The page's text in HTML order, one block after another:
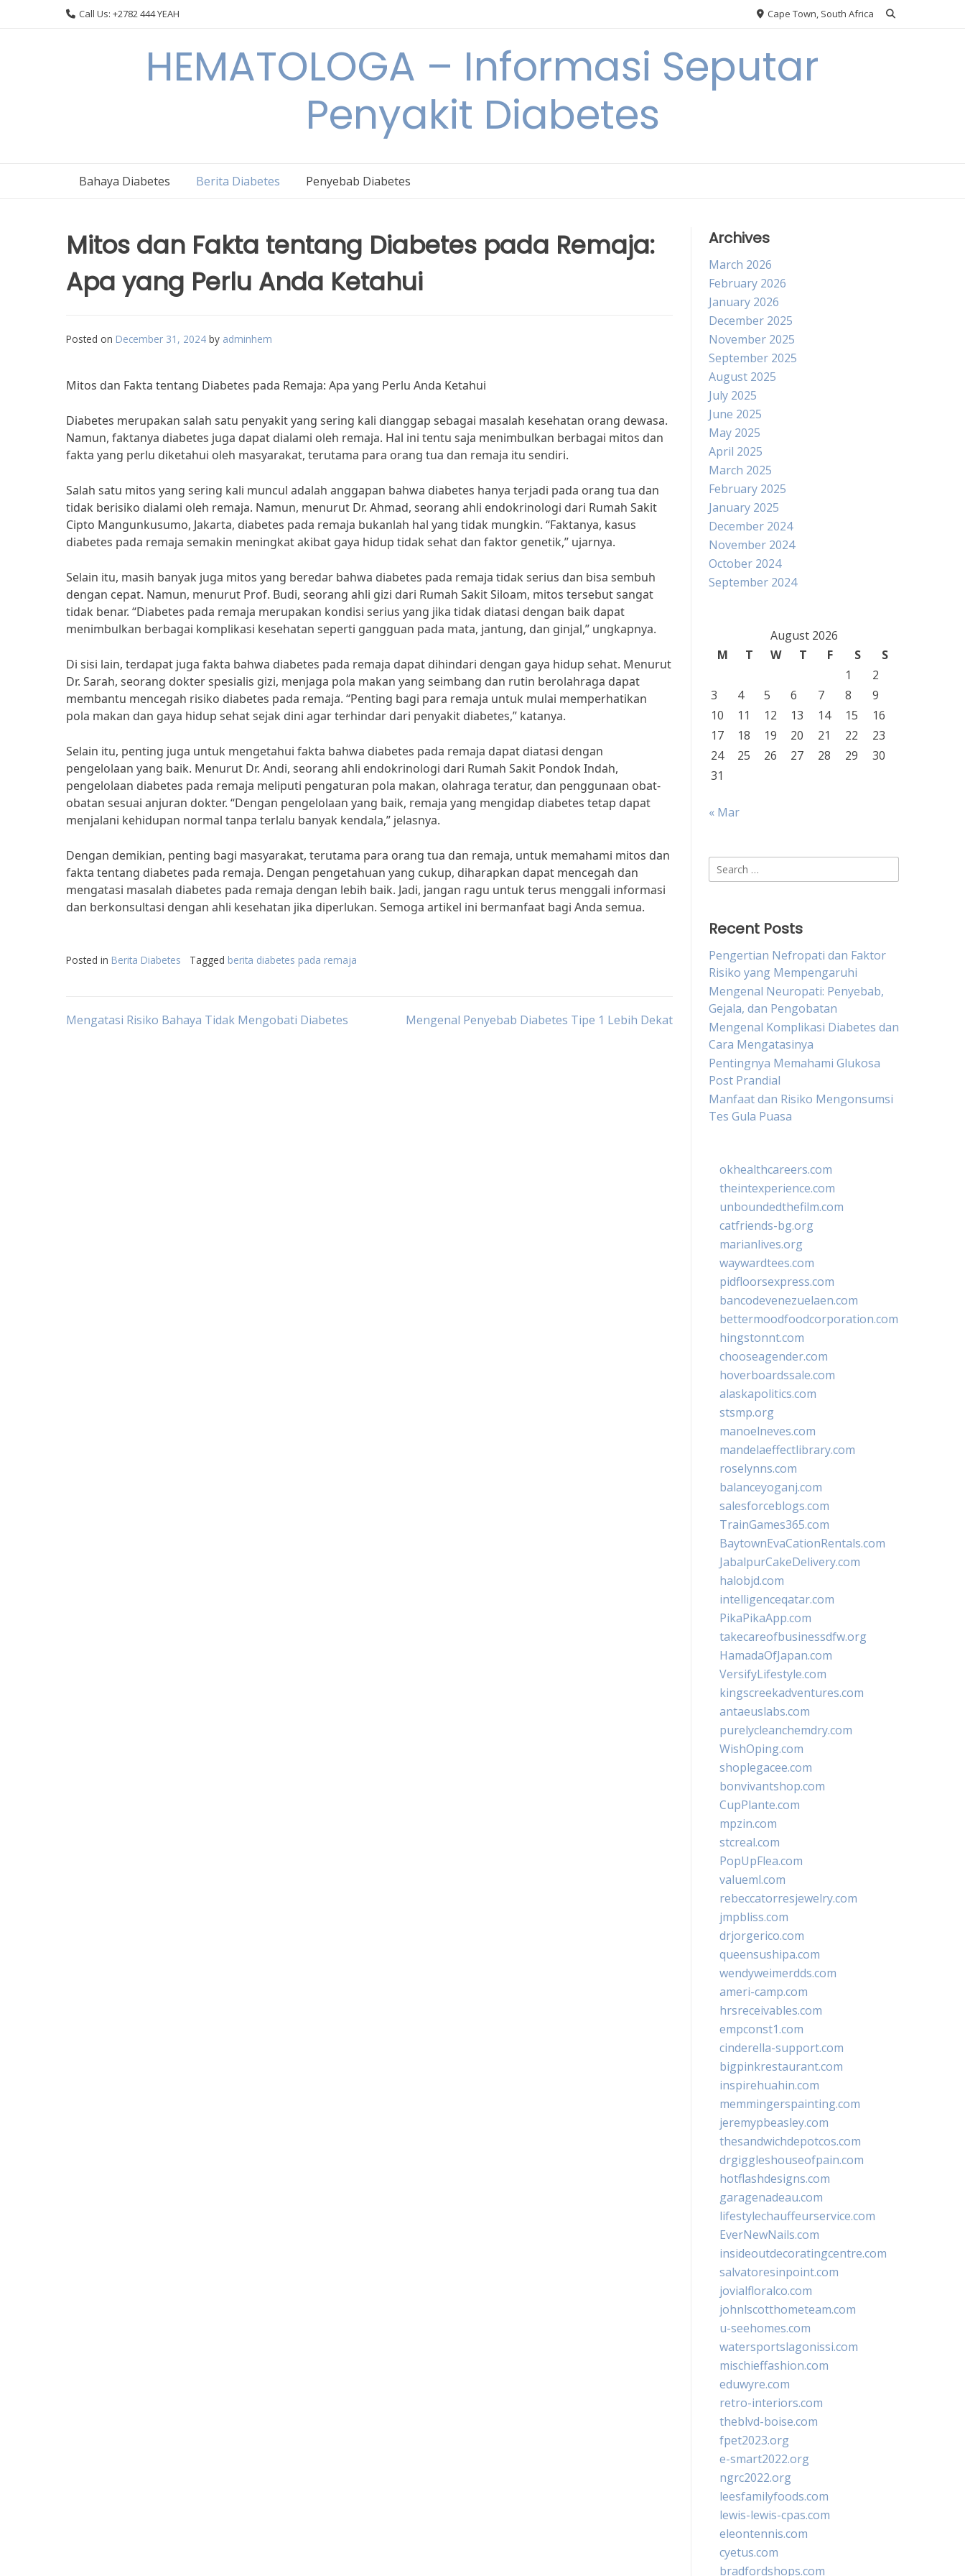
Call Us: +2782 444 YEAH Cape Town, South Africa
HEMATOLOGA – Informasi Seputar
Penyakit Diabetes
Bahaya Diabetes Berita Diabetes Penyebab Diabetes
Mitos dan Fakta tentang Diabetes pada Remaja:
Apa yang Perlu Anda Ketahui
Posted on December 31, 2024 by adminhem
Mitos dan Fakta tentang Diabetes pada Remaja: Apa yang Perlu Anda Ketahui
Diabetes merupakan salah satu penyakit yang sering kali dianggap sebagai masalah kesehatan orang dewasa.
Namun, faktanya diabetes juga dapat dialami oleh remaja. Hal ini tentu saja menimbulkan berbagai mitos dan
fakta yang perlu diketahui oleh masyarakat, terutama para orang tua dan remaja itu sendiri.
Salah satu mitos yang sering kali muncul adalah anggapan bahwa diabetes hanya terjadi pada orang tua dan
tidak berisiko dialami oleh remaja. Namun, menurut Dr. Ahmad, seorang ahli endokrinologi dari Rumah Sakit
Cipto Mangunkusumo, Jakarta, diabetes pada remaja bukanlah hal yang tidak mungkin. “Faktanya, kasus
diabetes pada remaja semakin meningkat akibat gaya hidup tidak sehat dan faktor genetik,” ujarnya.
Selain itu, masih banyak juga mitos yang beredar bahwa diabetes pada remaja tidak serius dan bisa sembuh
dengan cepat. Namun, menurut Prof. Budi, seorang ahli gizi dari Rumah Sakit Siloam, mitos tersebut sangat
tidak benar. “Diabetes pada remaja merupakan kondisi serius yang jika tidak diatasi dengan baik dapat
menimbulkan berbagai komplikasi kesehatan seperti gangguan pada mata, jantung, dan ginjal,” ungkapnya.
Di sisi lain, terdapat juga fakta bahwa diabetes pada remaja dapat dihindari dengan gaya hidup sehat. Menurut
Dr. Sarah, seorang dokter spesialis gizi, menjaga pola makan yang seimbang dan rutin berolahraga dapat
membantu mencegah risiko diabetes pada remaja. “Penting bagi para remaja untuk mulai memperhatikan
pola makan dan gaya hidup sehat sejak dini agar terhindar dari penyakit diabetes,” katanya.
Selain itu, penting juga untuk mengetahui fakta bahwa diabetes pada remaja dapat diatasi dengan
pengelolaan yang baik. Menurut Dr. Andi, seorang ahli endokrinologi dari Rumah Sakit Pondok Indah,
pengelolaan diabetes pada remaja meliputi pengaturan pola makan, olahraga teratur, dan penggunaan obat-
obatan sesuai anjuran dokter. “Dengan pengelolaan yang baik, remaja yang mengidap diabetes tetap dapat
menjalani kehidupan normal tanpa terlalu banyak kendala,” jelasnya.
Dengan demikian, penting bagi masyarakat, terutama para orang tua dan remaja, untuk memahami mitos dan
fakta tentang diabetes pada remaja. Dengan pengetahuan yang cukup, diharapkan dapat mencegah dan
mengatasi masalah diabetes pada remaja dengan lebih baik. Jadi, jangan ragu untuk terus menggali informasi
dan berkonsultasi dengan ahli kesehatan jika diperlukan. Semoga artikel ini bermanfaat bagi Anda semua.
Posted in Berita Diabetes Tagged berita diabetes pada remaja
Post
Mengatasi Risiko Bahaya Tidak Mengobati Diabetes Mengenal Penyebab Diabetes Tipe 1 Lebih Dekat
Archives
March 2026
February 2026
January 2026
December 2025
November 2025
September 2025
August 2025
July 2025
June 2025
May 2025
April 2025
March 2025
February 2025
January 2025
December 2024
November 2024
October 2024
September 2024
August 2026
M
T W T F S
S
1
2
3
4 5 6 7 8
9
10
11 12 13 14 15
16
17
18 19 20 21 22
23
24
25 26 27 28 29
30
31
« Mar
Search
for:
Recent Posts
Pengertian Nefropati dan Faktor
Risiko yang Mempengaruhi
Mengenal Neuropati: Penyebab,
Gejala, dan Pengobatan
Mengenal Komplikasi Diabetes dan
Cara Mengatasinya
Pentingnya Memahami Glukosa
Post Prandial
Manfaat dan Risiko Mengonsumsi
Tes Gula Puasa
okhealthcareers.com
theintexperience.com
unboundedthefilm.com
catfriends-bg.org
marianlives.org
waywardtees.com
pidfloorsexpress.com
bancodevenezuelaen.com
bettermoodfoodcorporation.com
hingstonnt.com
chooseagender.com
hoverboardssale.com
alaskapolitics.com
stsmp.org
manoelneves.com
mandelaeffectlibrary.com
roselynns.com
balanceyoganj.com
salesforceblogs.com
TrainGames365.com
BaytownEvaCationRentals.com
JabalpurCakeDelivery.com
halobjd.com
intelligenceqatar.com
PikaPikaApp.com
takecareofbusinessdfw.org
HamadaOfJapan.com
VersifyLifestyle.com
kingscreekadventures.com
antaeuslabs.com
purelycleanchemdry.com
WishOping.com
shoplegacee.com
bonvivantshop.com
CupPlante.com
mpzin.com
stcreal.com
PopUpFlea.com
valueml.com
rebeccatorresjewelry.com
jmpbliss.com
drjorgerico.com
queensushipa.com
wendyweimerdds.com
ameri-camp.com
hrsreceivables.com
empconst1.com
cinderella-support.com
bigpinkrestaurant.com
inspirehuahin.com
memmingerspainting.com
jeremypbeasley.com
thesandwichdepotcos.com
drgiggleshouseofpain.com
hotflashdesigns.com
garagenadeau.com
lifestylechauffeurservice.com
EverNewNails.com
insideoutdecoratingcentre.com
salvatoresinpoint.com
jovialfloralco.com
johnlscotthometeam.com
u-seehomes.com
watersportslagonissi.com
mischieffashion.com
eduwyre.com
retro-interiors.com
theblvd-boise.com
fpet2023.org
e-smart2022.org
ngrc2022.org
leesfamilyfoods.com
lewis-lewis-cpas.com
eleontennis.com
cyetus.com
bradfordshops.com